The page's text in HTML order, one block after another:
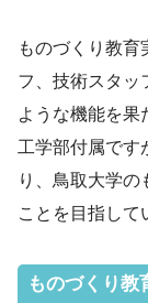
ものづくり教
フ、技術スタッ
ような機能を果
工学部付属です
り、鳥取大学
ことを目指して
ものづくり教